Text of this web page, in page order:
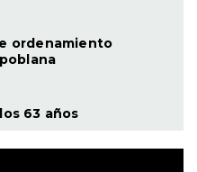
ordenamiento
63 años